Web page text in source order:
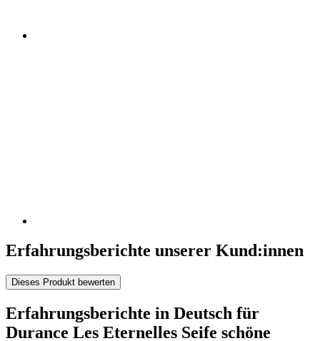
Erfahrungsberichte unserer Kund:innen
Dieses Produkt bewerten
Erfahrungsberichte in Deutsch für
Durance Les Eternelles Seife schöne